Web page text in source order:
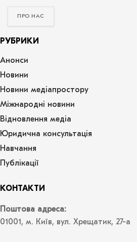
ПРО НАС
РУБРИКИ
Анонси
Новини
Новини медіапростору
Міжнародні новини
Відновлення медіа
Юридична консультація
Навчання
Публікації
КОНТАКТИ
Поштова адреса:
01001, м. Київ, вул. Хрещатик, 27-а